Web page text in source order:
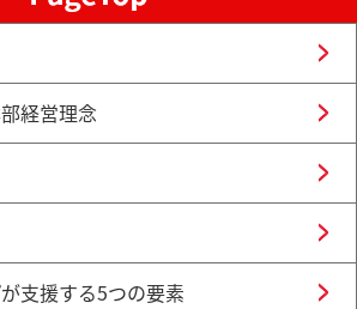
経営理念
支援する5つの要素